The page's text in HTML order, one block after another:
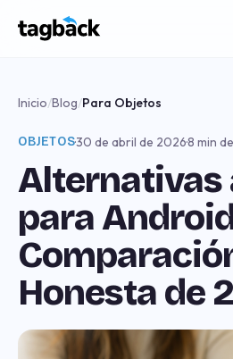
Inicio/Blog/Para Objetos
OBJETOS·30 de abril de 2026·8 min
Alternativas
para
Honesta de